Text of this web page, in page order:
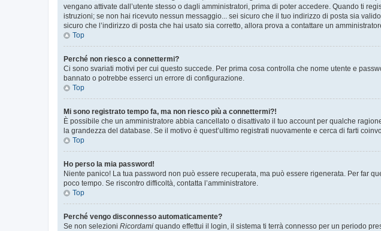
vengano attivate dall’utente stesso o dagli amministratori, prima di poter accedere. Quando ti
istruzioni; se non hai ricevuto nessun messaggio... sei sicuro che il tuo indirizzo di posta sia
sicuro che l’indirizzo di posta che hai usato sia corretto, allora prova a contattare un
Top
Perché non riesco a connettermi?
Ci sono svariati motivi per cui questo succede. Per prima cosa controlla che nome utente e
bannato o potrebbe esserci un errore di configurazione.
Top
Mi sono registrato tempo fa, ma non riesco più a connettermi?!
È possibile che un amministratore abbia cancellato o disattivato il tuo account per qualche
la grandezza del database. Se il motivo è quest’ultimo registrati nuovamente e cerca di farti
Top
Ho perso la mia password!
Niente panico! La tua password non può essere recuperata, ma può essere rigenerata. Per far
poco tempo. Se riscontro difficoltà, contatta l’amministratore.
Top
Perché vengo disconnesso automaticamente?
Se non selezioni Ricordami quando effettui il login, il sistema ti terrà connesso per un periodo